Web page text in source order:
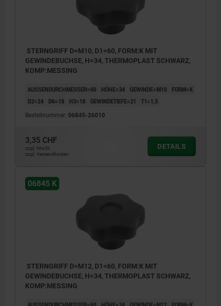
STERNGRIFF D=M10, D1=60, FORM:K MIT
GEWINDEBUCHSE, H=34, THERMOPLAST SCHWARZ,
KOMP:MESSING
AUSSENDURCHMESSER=60 HÖHE=34 GEWINDE=M10
FORM=K
D2=24
D6=18 H3=18 GEWINDETIEFE=21 T1=1,5
Bestellnummer: 06845-26010
3,35 CHF
zzgl. MwSt.
zzgl. Versandkosten
DETAILS
06845 K
STERNGRIFF D=M12, D1=60, FORM:K MIT
GEWINDEBUCHSE, H=34, THERMOPLAST SCHWARZ,
KOMP:MESSING